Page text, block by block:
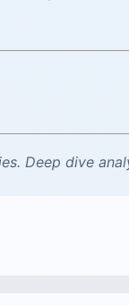
Deep dive